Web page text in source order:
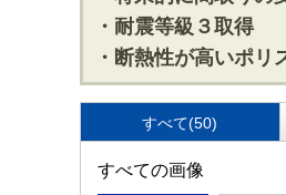
・耐震等級３取得
・断熱性が高いポリ
すべて(50)
すべての画像